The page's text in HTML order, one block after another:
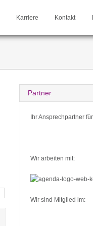
Karriere Kontakt
Partner
Ihr Ansprechpartner
Wir arbeiten mit:
Wir sind Mitglied im: